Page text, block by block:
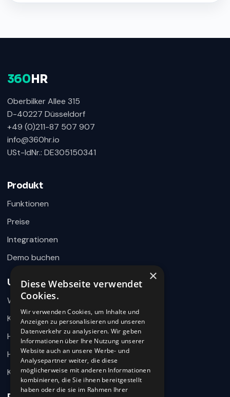
360 HR
Oberbilker Allee 315
D-40227 Düsseldorf
+49 (0)211-87 507 907
info@360hr.io
USt-IdNr.: DE305150341
Produkt
Funktionen
Preise
Integrationen
Demo buchen
Unternehmen
Warum 360HR
Kontakt
Hilfecenter
HR-Wissen
Karriere
360HR Chat
Wie können wir helfen?
hier im Chat zurück.
×
Diese Webseite verwendet
Cookies.
Wir verwenden Cookies, um Inhalte und
Anzeigen zu personalisieren und unseren
Datenverkehr zu analysieren. Wir geben
Informationen über Ihre Nutzung unserer
Website auch an unsere Werbe- und
Analysepartner weiter, die diese
möglicherweise mit anderen Informationen
kombinieren, die Sie ihnen bereitgestellt
haben oder die sie im Rahmen Ihrer